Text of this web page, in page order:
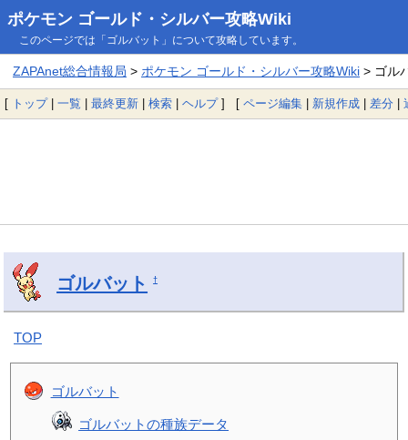
ポケモン ゴールド・シルバー攻略Wiki
このページでは「ゴルバット」について攻略しています。
ZAPAnet総合情報局 > ポケモン ゴールド・シルバー攻略Wiki> ゴル
[ トップ| 一覧 | 最終更新 | 検索 | ヘルプ] [ ページ編集 | 新規作成 | 差分 |
ゴルバット †
TOP
ゴルバット
ゴルバットの種族データ